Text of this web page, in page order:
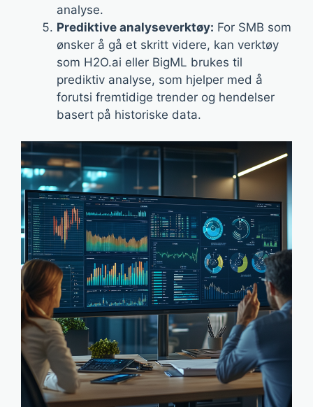
analyse.
Prediktive analyseverktøy: For SMB som
ønsker å gå et skritt videre, kan verktøy
som H2O.ai eller BigML brukes til
prediktiv analyse, som hjelper med å
forutsi fremtidige trender og hendelser
basert på historiske data.